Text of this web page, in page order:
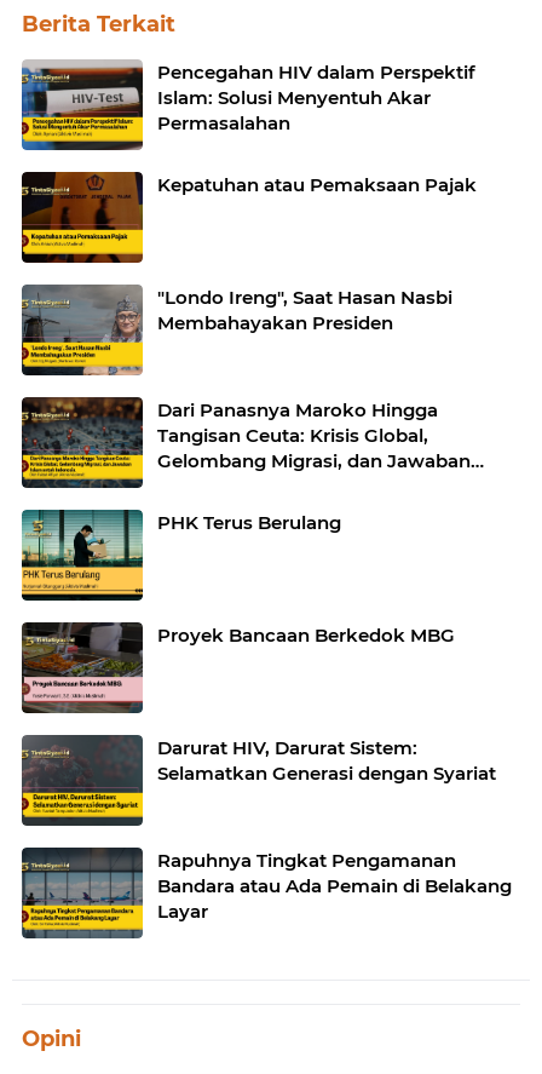
Berita Terkait
Pencegahan HIV dalam Perspektif
Islam: Solusi Menyentuh Akar
Permasalahan
Kepatuhan atau Pemaksaan Pajak
"Londo Ireng", Saat Hasan Nasbi
Membahayakan Presiden
Dari Panasnya Maroko Hingga
Tangisan Ceuta: Krisis Global,
Gelombang Migrasi, dan Jawaban
PHK Terus Berulang
Proyek Bancaan Berkedok MBG
Darurat HIV, Darurat Sistem:
Selamatkan Generasi dengan Syariat
Rapuhnya Tingkat Pengamanan
Bandara atau Ada Pemain di Belakang
Layar
Opini